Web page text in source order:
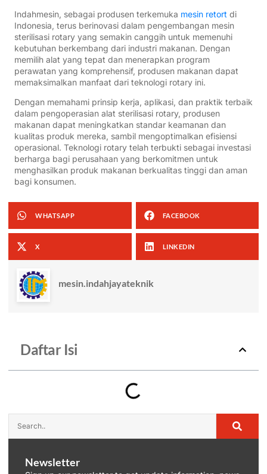
Indahmesin, sebagai produsen terkemuka mesin retort di
Indonesia, terus berinovasi dalam pengembangan mesin
sterilisasi rotary yang semakin canggih untuk memenuhi
kebutuhan berkembang dari industri makanan. Dengan
memilih alat yang tepat dan menerapkan program
perawatan yang komprehensif, produsen makanan dapat
memaksimalkan manfaat dari teknologi rotary ini.
Dengan memahami prinsip kerja, aplikasi, dan praktik terbaik
dalam pengoperasian alat sterilisasi rotary, produsen
makanan dapat meningkatkan standar keamanan dan
kualitas produk mereka, sambil mengoptimalkan efisiensi
operasional. Teknologi rotary telah terbukti sebagai investasi
berharga bagi perusahaan yang berkomitmen untuk
menghasilkan produk makanan berkualitas tinggi dan aman
bagi konsumen.
WHATSAPP FACEBOOK
X LINKEDIN
mesin.indahjayateknik
Daftar Isi
Newsletter